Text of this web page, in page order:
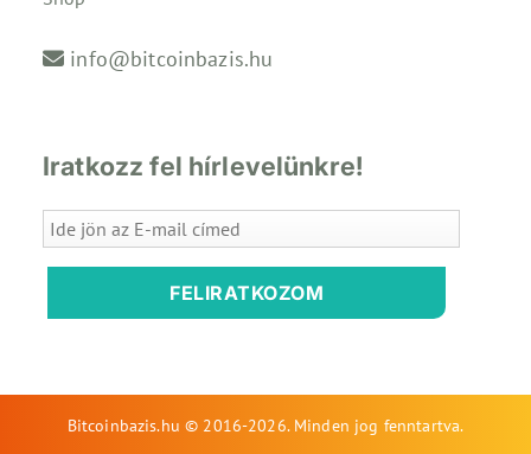
info@bitcoinbazis.hu
Iratkozz fel hírlevelünkre!
FELIRATKOZOM
Bitcoinbazis.hu © 2016-2026. Minden jog fenntartva.